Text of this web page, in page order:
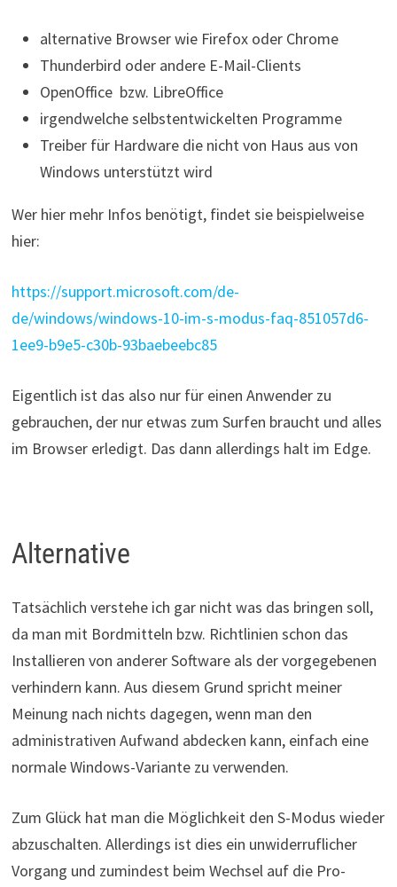
alternative Browser wie Firefox oder Chrome
Thunderbird oder andere E-Mail-Clients
OpenOffice bzw. LibreOffice
irgendwelche selbstentwickelten Programme
Treiber für Hardware die nicht von Haus aus von
Windows unterstützt wird
Wer hier mehr Infos benötigt, findet sie beispielweise
hier:
https://support.microsoft.com/de-
de/windows/windows-10-im-s-modus-faq-851057d6-
1ee9-b9e5-c30b-93baebeebc85
Eigentlich ist das also nur für einen Anwender zu
gebrauchen, der nur etwas zum Surfen braucht und alles
im Browser erledigt. Das dann allerdings halt im Edge.
Alternative
Tatsächlich verstehe ich gar nicht was das bringen soll,
da man mit Bordmitteln bzw. Richtlinien schon das
Installieren von anderer Software als der vorgegebenen
verhindern kann. Aus diesem Grund spricht meiner
Meinung nach nichts dagegen, wenn man den
administrativen Aufwand abdecken kann, einfach eine
normale Windows-Variante zu verwenden.
Zum Glück hat man die Möglichkeit den S-Modus wieder
abzuschalten. Allerdings ist dies ein unwiderruflicher
Vorgang und zumindest beim Wechsel auf die Pro-